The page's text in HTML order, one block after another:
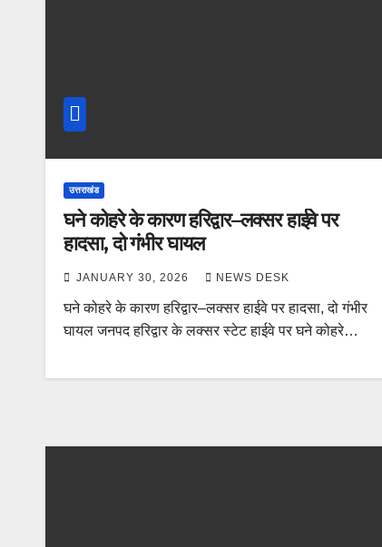
उत्तराखंड
घने कोहरे के कारण हरिद्वार–लक्सर हाईवे पर
हादसा, दो गंभीर घायल
JANUARY 30, 2026 NEWS DESK
घने कोहरे के कारण हरिद्वार–लक्सर हाईवे पर हादसा, दो गंभीर
घायल जनपद हरिद्वार के लक्सर स्टेट हाईवे पर घने कोहरे…